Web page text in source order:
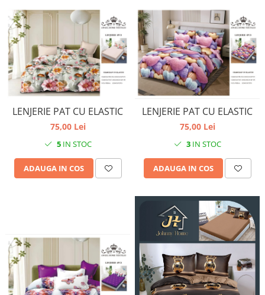
LENJERIE PAT CU ELASTIC
75,00 Lei
5IN STOC
ADAUGA IN COS
LENJERIE PAT CU ELASTIC
75,00 Lei
3IN STOC
ADAUGA IN COS